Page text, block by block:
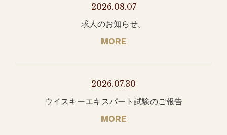
2026.08.07
求人のお知らせ。
MORE
2026.07.30
ウイスキーエキスパート試験のご報告
MORE